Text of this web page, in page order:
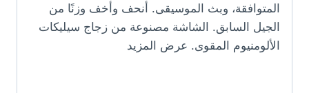
المتوافقة، وبث الموسيقى. أنحف وأخف وزنًا من
الجيل السابق. الشاشة مصنوعة من زجاج سيليكات
الألومنيوم المقوى. عرض المزيد